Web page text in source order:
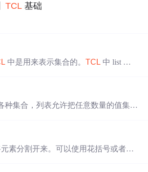
TCL 基础
中是用来表示集合的。TCL 中 list 是
的一种数据结构，对于编写复杂的脚
种集合，列表允许把任意数量的值集合
素分割开来。可以使用花括号或者双